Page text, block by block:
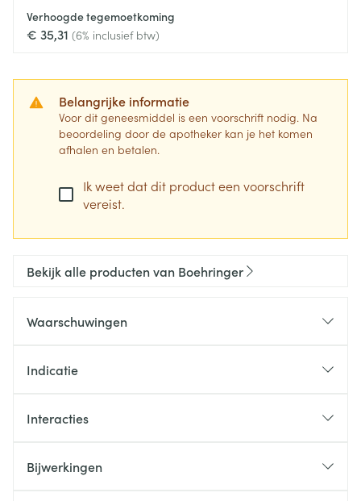
Verhoogde tegemoetkoming
€ 35,31 (6% inclusief btw)
Belangrijke informatie
Voor dit geneesmiddel is een voorschrift nodig. Na
beoordeling door de apotheker kan je het komen
afhalen en betalen.
Ik weet dat dit product een voorschrift
vereist.
Bekijk alle producten van Boehringer
Waarschuwingen
Indicatie
Interacties
Bijwerkingen